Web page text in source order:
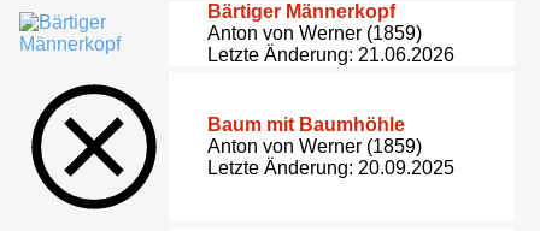
Bärtiger Männerkopf
Anton von Werner (1859)
Letzte Änderung: 21.06.2026
Baum mit Baumhöhle
Anton von Werner (1859)
Letzte Änderung: 20.09.2025